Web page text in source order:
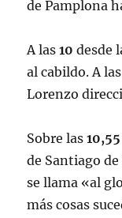
de Pamplona
A las 10 desde
al cabildo. A
Lorenzo
Sobre las10,55
de Santiago
se llama «al
más cosas